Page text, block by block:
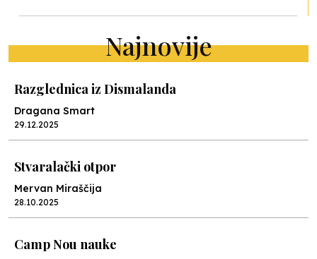
Najnovije
Razglednica iz Dismalanda
Dragana Smart
29.12.2025
Stvaralački otpor
Mervan Miraščija
28.10.2025
Camp Nou nauke